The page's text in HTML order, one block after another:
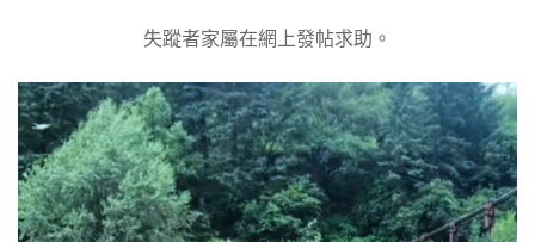
失蹤者家屬在網上發帖求助。